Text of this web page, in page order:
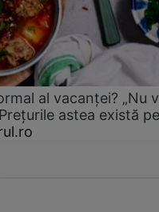
al vacanței? „Nu
astea există